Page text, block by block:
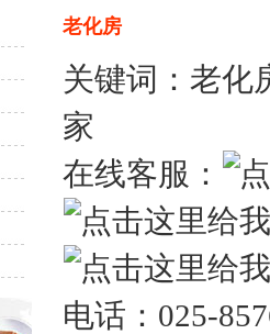
老化房
关键词：老化
家
在线客服：
电话：025-